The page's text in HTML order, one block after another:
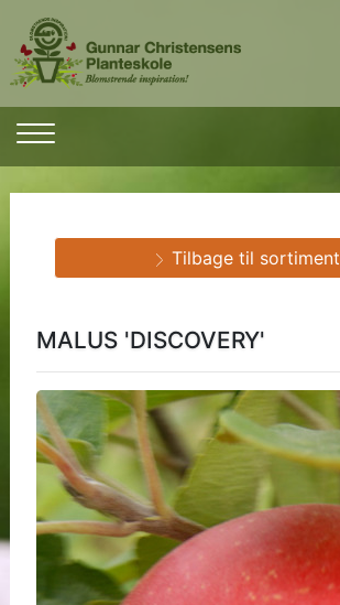
MALUS 'DISCOVERY'
Tilbage til sortiment